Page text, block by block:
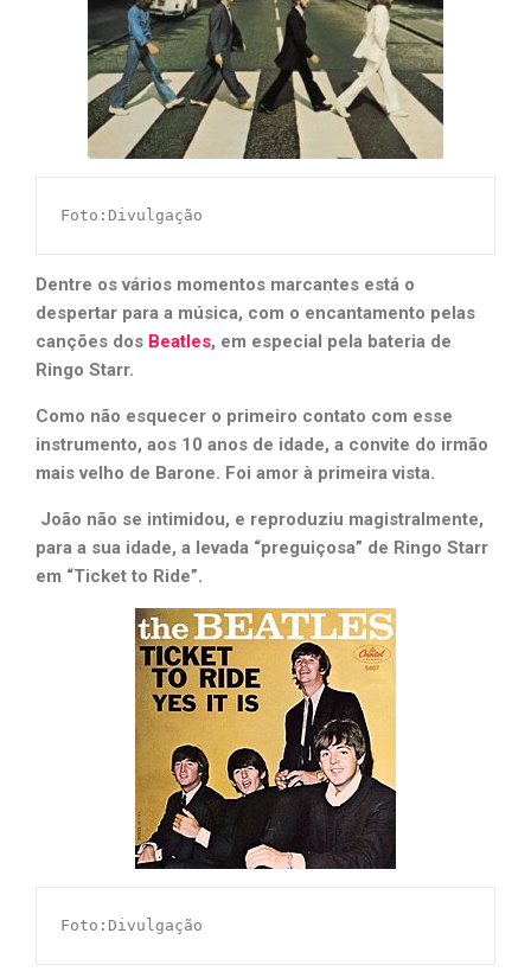
Foto:Divulgação
Dentre os vários momentos marcantes está o
despertar para a música, com o encantamento pelas
canções dos Beatles, em especial pela bateria de
Ringo Starr.
Como não esquecer o primeiro contato com esse
instrumento, aos 10 anos de idade, a convite do irmão
mais velho de Barone. Foi amor à primeira vista.
João não se intimidou, e reproduziu magistralmente,
para a sua idade, a levada “preguiçosa” de Ringo Starr
em “Ticket to Ride”.
Foto:Divulgação